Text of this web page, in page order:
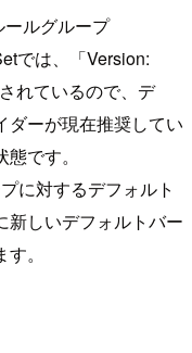
ルグループ
では、「Version:
れているので、デ
ダーが現在推奨してい
です。
に対するデフォルト
新しいデフォルトバー
。